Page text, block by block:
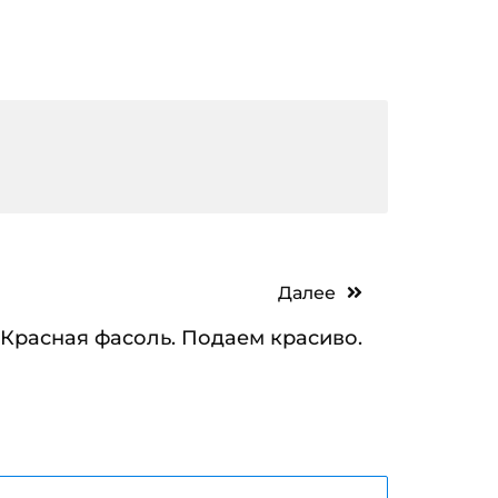
Далее
Красная фасоль. Подаем красиво.